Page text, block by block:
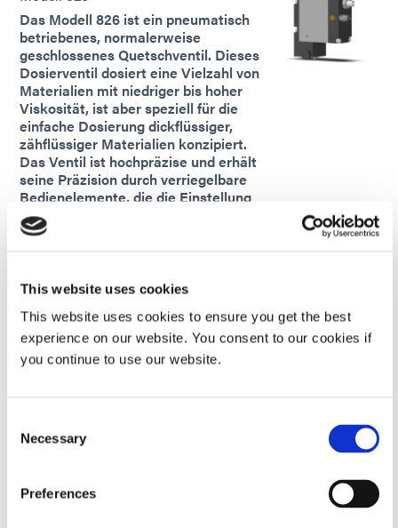
This website uses cookies
This website uses cookies to ensure you get the best
experience on our website. You consent to our cookies if
you continue to use our website.
Selection
Necessary
Preferences
Das Modell 826 ist ein pneumatisch
betriebenes, normalerweise
geschlossenes Quetschventil. Dieses
Dosierventil dosiert eine Vielzahl von
Materialien mit niedriger bis hoher
Viskosität, ist aber speziell für die
einfache Dosierung dickflüssiger,
zähflüssiger Materialien konzipiert.
Das Ventil ist hochpräzise und erhält
seine Präzision durch verriegelbare
Bedienelemente, die die Einstellung
dreier kritischer Parameter
erleichtern: die Durchflussrate durch
Rücksaugeffekt.
Global (CE Marked)
Flüssigkeitswegventil, das größere
Materialdurchflussraten bei gleichzeitig
Quetschventil mit Doppelkolben wird
mit vielen Materialien mit niedriger bis